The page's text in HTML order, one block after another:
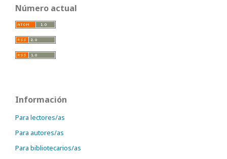
Número actual
Información
Para lectores/as
Para autores/as
Para bibliotecarios/as